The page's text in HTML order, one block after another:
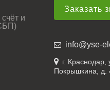
и
Заказать
info@yse-
г.
Покрышкина, д.